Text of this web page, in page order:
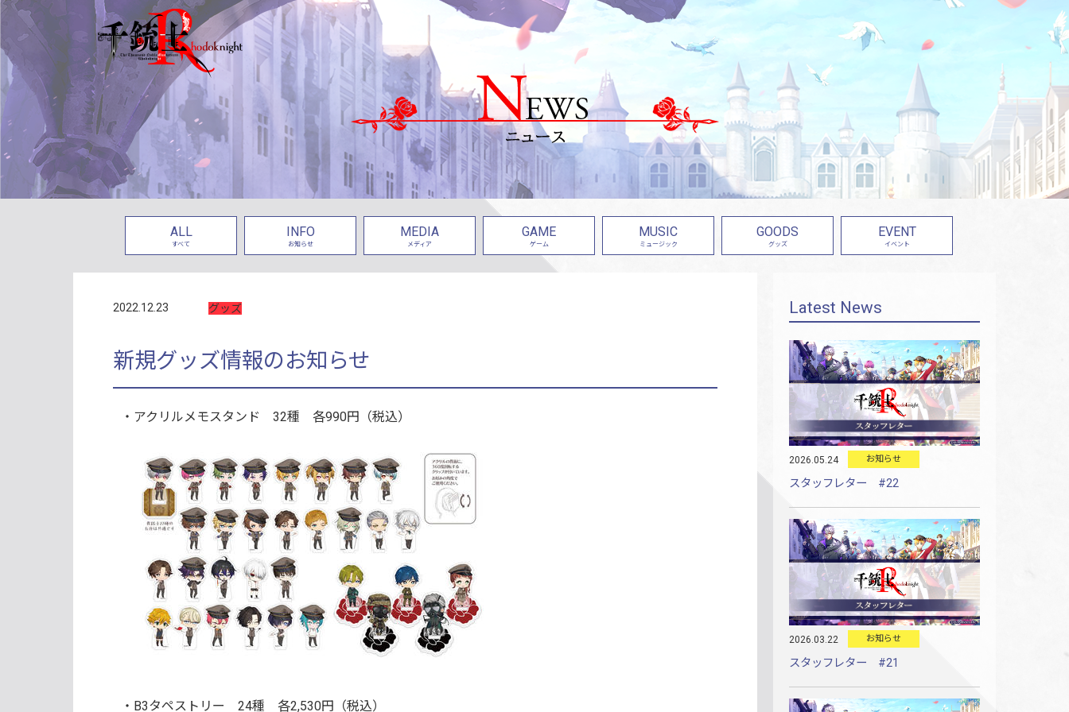
ALL
すべて
INFO
お知らせ
MEDIA
メディア
GAME
ゲーム
MUSIC
ミュージック
GOODS
グッズ
EVENT
イベント
2022.12.23 グッズ
新規グッズ情報のお知らせ
・アクリルメモスタンド 32種 各990円（税込）
・ B3タペストリー 24種 各2,530円（税込）
Latest News
2026.05.24 お知らせ
スタッフレター #22
2026.03.22 お知らせ
スタッフレター #21